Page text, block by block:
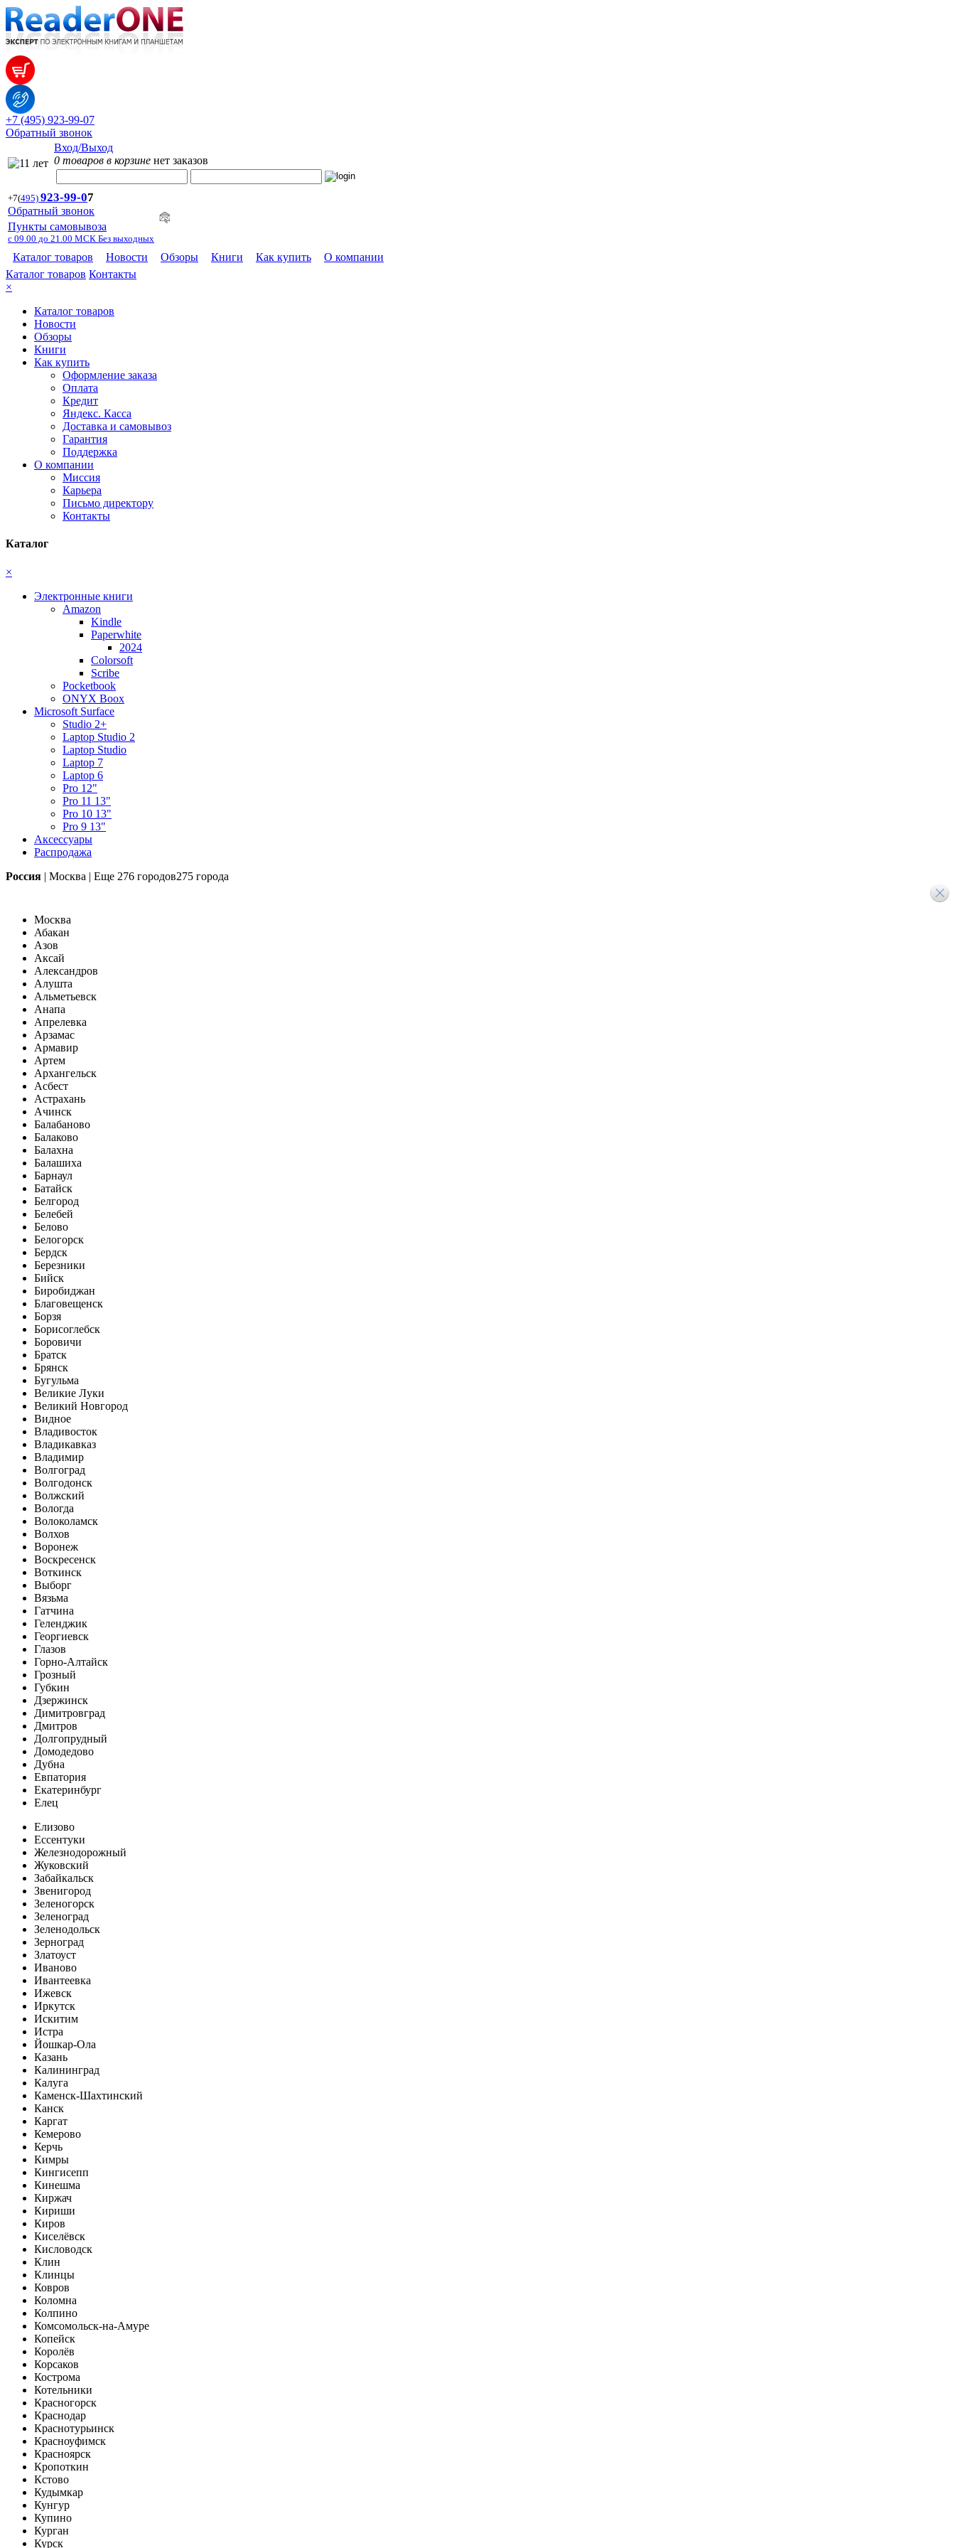
+7 (495) 923-99-07
Обратный звонок
Вход/Выход
0 товаров в корзине нет заказов
+7(495) 923-99-07
Обратный звонок
Пункты самовывоза
с 09.00 до 21.00 МСК Без выходных
Каталог товаров Новости Обзоры Книги Как купить
О компании
Каталог товаров Контакты
×
Каталог товаров
Новости
Обзоры
Книги
Как купить
Оформление заказа
Оплата
Кредит
Яндекс. Касса
Доставка и самовывоз
Гарантия
Поддержка
О компании
Миссия
Карьера
Письмо директору
Контакты
Каталог
×
Электронные книги
Amazon
Kindle
Paperwhite
2024
Colorsoft
Scribe
Pocketbook
ONYX Boox
Microsoft Surface
Studio 2+
Laptop Studio 2
Laptop Studio
Laptop 7
Laptop 6
Pro 12"
Pro 11 13"
Pro 10 13"
Pro 9 13"
Аксессуары
Распродажа
Россия | Москва | Еще 276 городов275 города
Москва
Абакан
Азов
Аксай
Александров
Алушта
Альметьевск
Анапа
Апрелевка
Арзамас
Армавир
Артем
Архангельск
Асбест
Астрахань
Ачинск
Балабаново
Балаково
Балахна
Балашиха
Барнаул
Батайск
Белгород
Белебей
Белово
Белогорск
Бердск
Березники
Бийск
Биробиджан
Благовещенск
Борзя
Борисоглебск
Боровичи
Братск
Брянск
Бугульма
Великие Луки
Великий Новгород
Видное
Владивосток
Владикавказ
Владимир
Волгоград
Волгодонск
Волжский
Вологда
Волоколамск
Волхов
Воронеж
Воскресенск
Воткинск
Выборг
Вязьма
Гатчина
Геленджик
Георгиевск
Глазов
Горно-Алтайск
Грозный
Губкин
Дзержинск
Димитровград
Дмитров
Долгопрудный
Домодедово
Дубна
Евпатория
Екатеринбург
Елец
Елизово
Ессентуки
Железнодорожный
Жуковский
Забайкальск
Звенигород
Зеленогорск
Зеленоград
Зеленодольск
Зерноград
Златоуст
Иваново
Ивантеевка
Ижевск
Иркутск
Искитим
Истра
Йошкар-Ола
Казань
Калининград
Калуга
Каменск-Шахтинский
Канск
Каргат
Кемерово
Керчь
Кимры
Кингисепп
Кинешма
Киржач
Кириши
Киров
Киселёвск
Кисловодск
Клин
Клинцы
Ковров
Коломна
Колпино
Комсомольск-на-Амуре
Копейск
Королёв
Корсаков
Кострома
Котельники
Красногорск
Краснодар
Краснотурьинск
Красноуфимск
Красноярск
Кропоткин
Кстово
Кудымкар
Кунгур
Купино
Курган
Курск